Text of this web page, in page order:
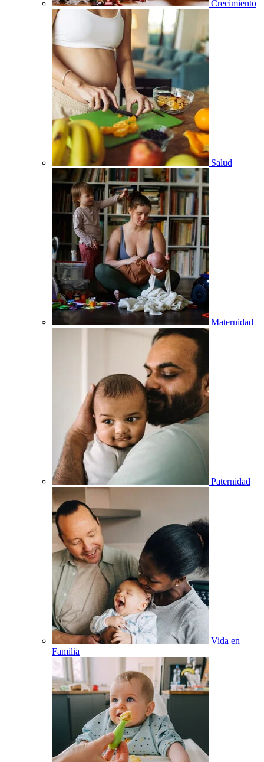
Crecimiento
Salud
Maternidad
Paternidad
Vida en
Familia